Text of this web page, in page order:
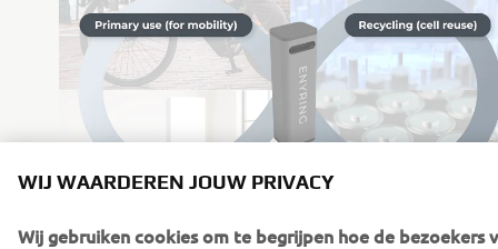
WIJ WAARDEREN JOUW PRIVACY
Wij gebruiken cookies om te begrijpen hoe de bezoekers